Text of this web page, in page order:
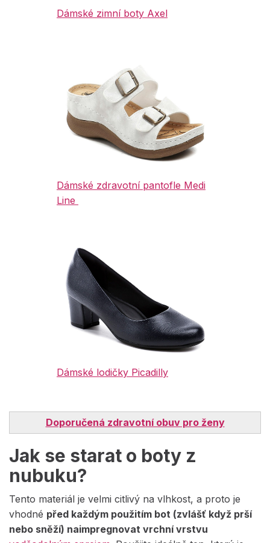
Dámské zimní boty Axel
Dámské zdravotní pantofle Medi
Line
Dámské lodičky Picadilly
Doporučená zdravotní obuv pro ženy
Jak se starat o boty z
nubuku?
Tento materiál je velmi citlivý na vlhkost, a proto je
vhodné před každým použitím bot (zvlášť když prší
nebo sněží) naimpregnovat vrchní vrstvu